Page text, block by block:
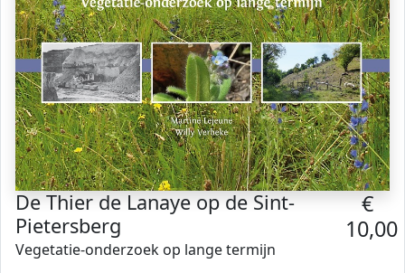
De Thier de Lanaye op de Sint-
Pietersberg
Vegetatie-onderzoek op lange termijn
€
10,00